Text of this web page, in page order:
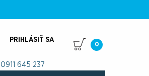
PRIHLÁSIŤ SA
0
0911 645 237